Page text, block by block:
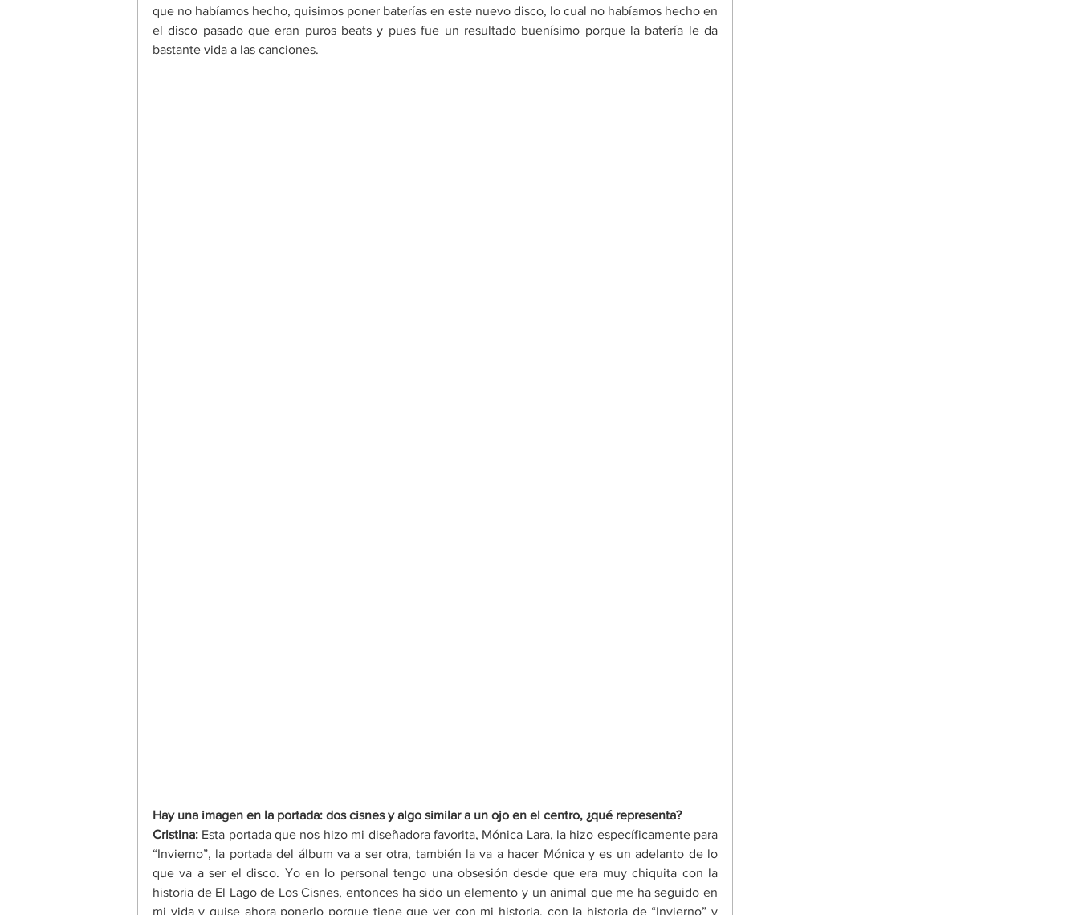
que no habíamos hecho, quisimos poner baterías en este nuevo disco, lo cual no habíamos hecho en
el disco pasado que eran puros beats y pues fue un resultado buenísimo porque la batería le da
bastante vida a las canciones.
Hay una imagen en la portada: dos cisnes y algo similar a un ojo en el centro, ¿qué representa?
Cristina: Esta portada que nos hizo mi diseñadora favorita, Mónica Lara, la hizo específicamente para
“Invierno”, la portada del álbum va a ser otra, también la va a hacer Mónica y es un adelanto de lo
que va a ser el disco. Yo en lo personal tengo una obsesión desde que era muy chiquita con la
historia de El Lago de Los Cisnes, entonces ha sido un elemento y un animal que me ha seguido en
mi vida y quise ahora ponerlo porque tiene que ver con mi historia, con la historia de “Invierno” y